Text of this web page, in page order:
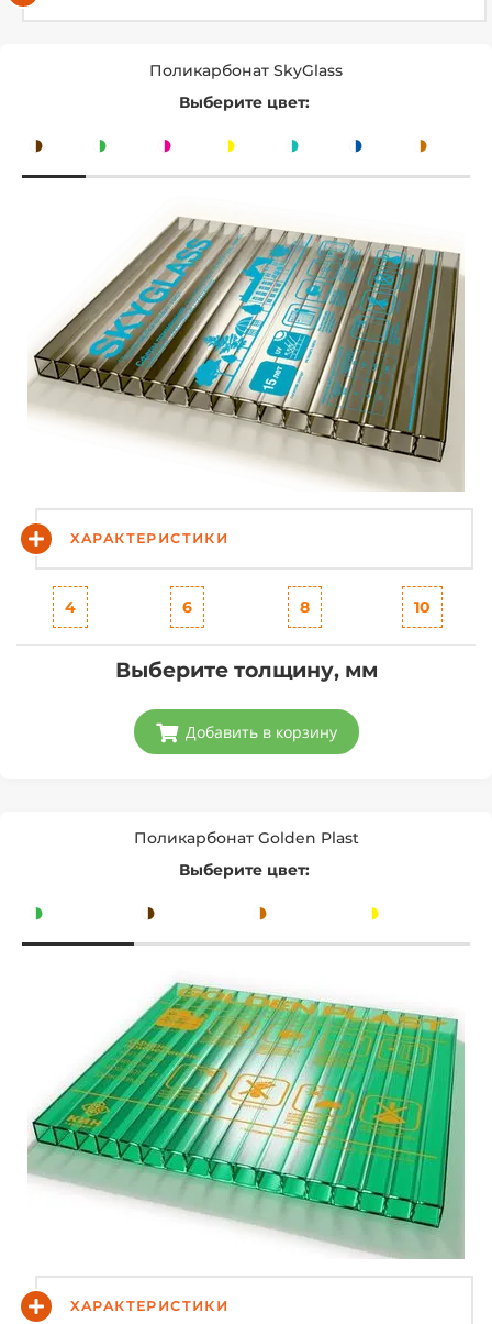
Поликарбонат SkyGlass
Выберите цвет:
◑ ◑ ◑ ◑ ◑ ◑ ◑
ХАРАКТЕРИСТИКИ
4 6 8 10
Выберите толщину, мм
Добавить в корзину
Поликарбонат Golden Plast
Выберите цвет:
◑ ◑ ◑ ◑
ХАРАКТЕРИСТИКИ